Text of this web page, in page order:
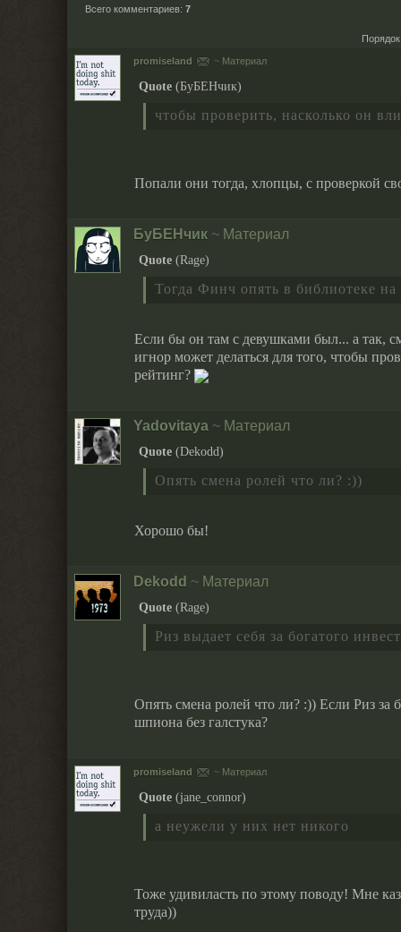
Всего комментариев: 7
promiseland ~ Материал
Quote (БуБЕНчик)
чтобы проверить, насколько он
Попали они тогда, хлопцы, с проверкой
БуБЕНчик ~ Материал
Quote (Rage)
Тогда Финч опять в библиотеке на
Если бы он там с девушками был... а так,
игнор может делаться для того, чтобы
рейтинг?
Yadovitaya ~ Материал
Quote (Dekodd)
Опять смена ролей что ли? :))
Хорошо бы!
Dekodd ~ Материал
Quote (Rage)
Риз выдает себя за богатого
Опять смена ролей что ли? :)) Если Риз за
шпиона без галстука?
promiseland ~ Материал
Quote (jane_connor)
а неужели у них нет никого
Тоже удивиласть по этому поводу! Мне
труда))